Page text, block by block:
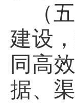
（
建设
同高
据、